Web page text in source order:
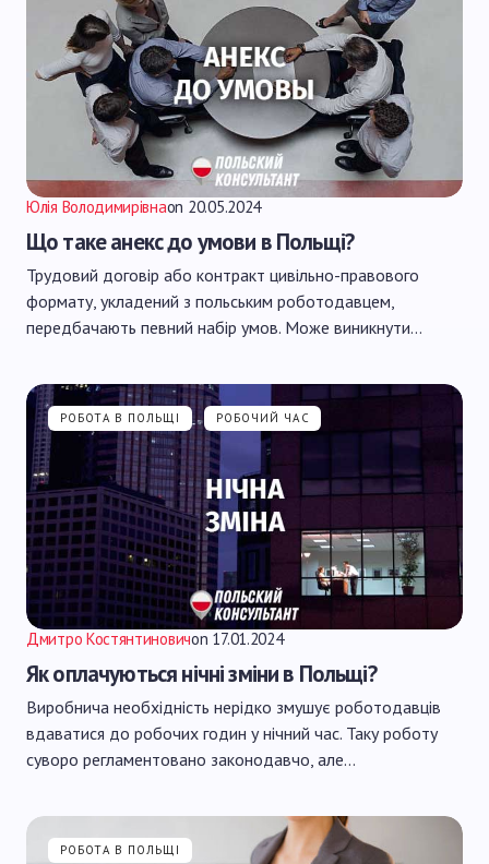
Юлія Володимирівнаon 20.05.2024
Що таке анекс до умови в Польщі?
Трудовий договір або контракт цивільно-правового
формату, укладений з польським роботодавцем,
передбачають певний набір умов. Може виникнути…
РОБОТА В ПОЛЬЩІ РОБОЧИЙ ЧАС
Дмитро Костянтиновичon 17.01.2024
Як оплачуються нічні зміни в Польщі?
Виробнича необхідність нерідко змушує роботодавців
вдаватися до робочих годин у нічний час. Таку роботу
суворо регламентовано законодавчо, але…
РОБОТА В ПОЛЬЩІ